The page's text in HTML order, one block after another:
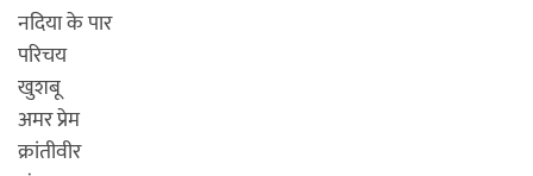
नदिया के पार
परिचय
खुशबू
अमर प्रेम
क्रांतीवीर